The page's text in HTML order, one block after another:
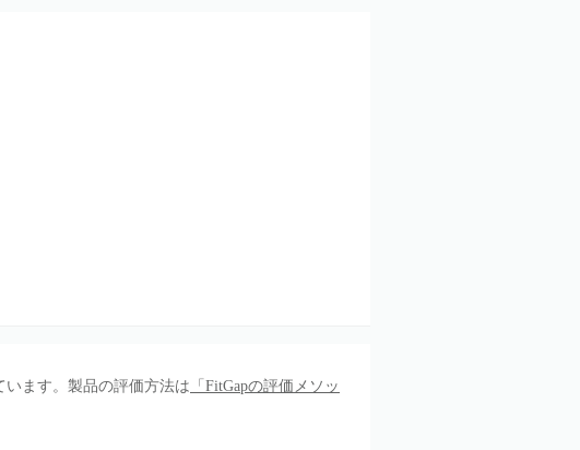
ます。製品の評価方法は 「FitGapの評価メソッ